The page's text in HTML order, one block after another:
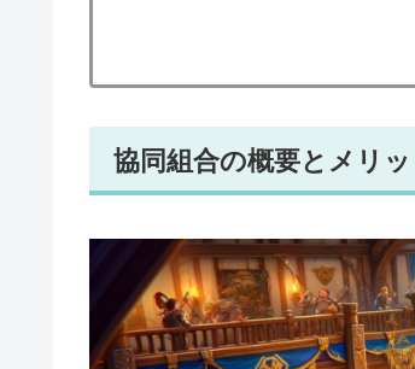
協同組合の概要とメリッ